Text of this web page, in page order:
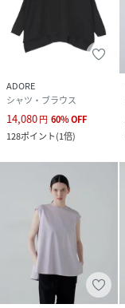
ADORE
シャツ・ブラウス
14,080円 60%OFF
128ポイント(1倍)